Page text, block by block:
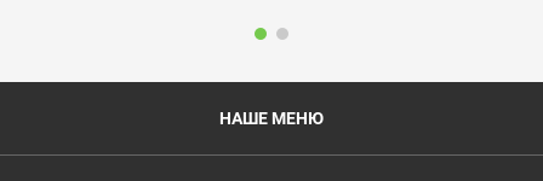
НАШЕ МЕНЮ